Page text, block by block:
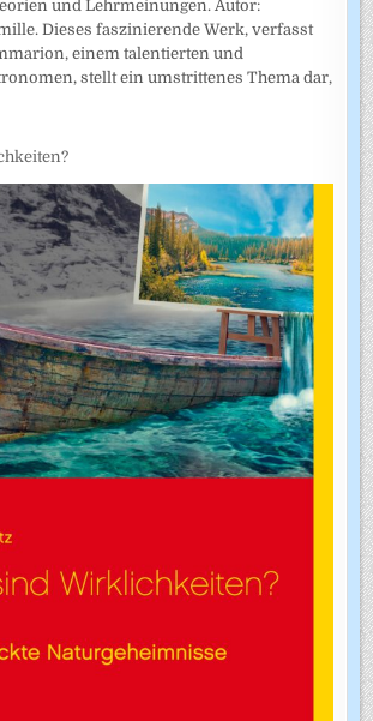
und Lehrmeinungen. Autor:
Dieses faszinierende Werk, verfasst
einem talentierten und
stellt ein umstrittenes Thema dar,